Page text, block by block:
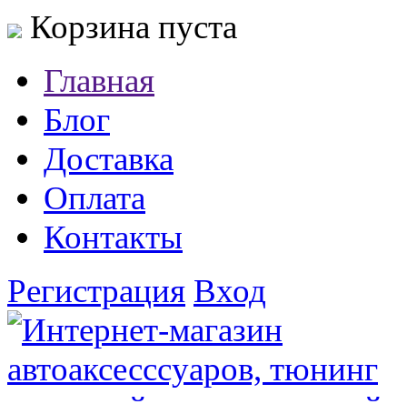
Корзина пуста
Главная
Блог
Доставка
Оплата
Контакты
Регистрация Вход